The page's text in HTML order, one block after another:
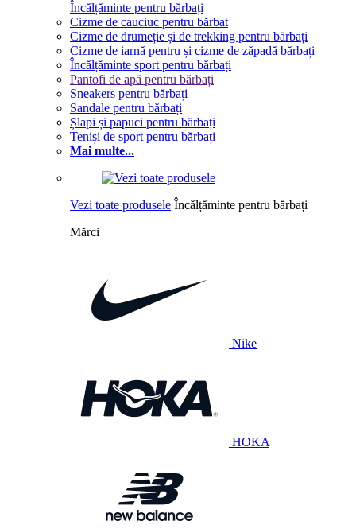
Încălțăminte pentru bărbați
Cizme de cauciuc pentru bărbat
Cizme de drumeție și de trekking pentru bărbați
Cizme de iarnă pentru și cizme de zăpadă bărbați
Încălțăminte sport pentru bărbați
Pantofi de apă pentru bărbați
Sneakers pentru bărbați
Sandale pentru bărbați
Șlapi și papuci pentru bărbați
Teniși de sport pentru bărbați
Mai multe...
Vezi toate produsele Încălțăminte pentru bărbați
Mărci
Nike
HOKA